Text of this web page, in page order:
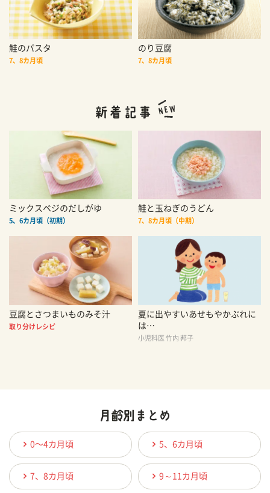
鮭のパスタ
7、8カ月頃
のり豆腐
7、8カ月頃
ミックスベジのだしがゆ
5、6カ月頃（初期）
鮭と玉ねぎのうどん
7、8カ月頃（中期）
豆腐とさつまいものみそ汁
取り分けレシピ
夏に出やすいあせもやかぶれに
は…
小児科医 竹内 邦子
0〜4カ月頃 5、6カ月頃
7、8カ月頃 9～11カ月頃